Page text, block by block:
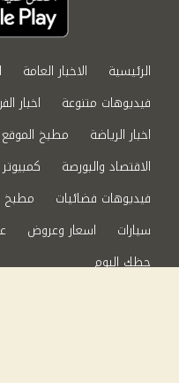
الرئيسية الاخبار العامة
فيديوهات متنوعة
اخبار
اخبار الرياضة
مطبخ الموقع
الاقتصاد والبورصة
فيديوهات فضائيات
مطبخ
سيارات
اسعار وعروض
حظك اليوم